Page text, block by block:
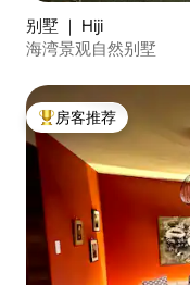
别墅 ｜ Hiji
海湾景观自然别墅
热门「房客推荐」
房客推荐